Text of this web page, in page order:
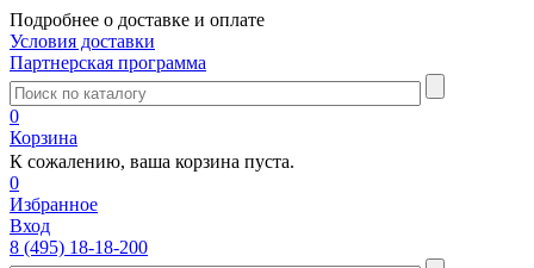
Подробнее о доставке и оплате
Условия доставки
Партнерская программа
0
Корзина
К сожалению, ваша корзина пуста.
0
Избранное
Вход
8 (495) 18-18-200